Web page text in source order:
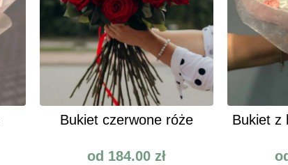
Bukiet czerwone róże
od 184.00 zł
Bukiet z
od